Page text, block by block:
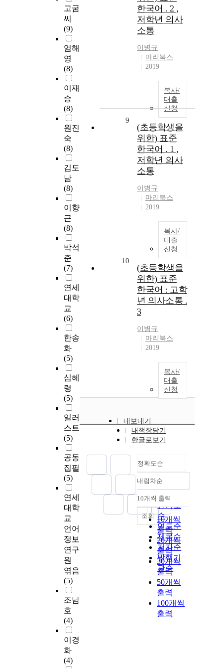
고굼
씨
(9)
엄해
영
(8)
이재
승
(8)
원진
숙
(8)
김도
남
(8)
이향
근
(8)
박석
준
(7)
연세
대학
교
(6)
한송
화
(5)
심혜
령
(5)
일러
스트
(5)
공동
집필
(5)
연세
대학
교
언어
정보
연구
원
엮음
(5)
조남
호
(4)
이경
화
(4)
한국어 . 2 ,
저학년 의사
소통
이병규
마리북스
2019
복사/
대출
신청
9
(초등학생을
위한) 표준
한국어 . 1 ,
저학년 의사
소통
이병규
마리북스
2019
복사/
대출
신청
10
(초등학생을
위한) 표준
한국어 : 고학
년 의사소통 .
3
이병규
마리북스
2019
복사/
대출
신청
내보내기
내책장담기
한글로보기
정확도순
정확도
순
인기도
순
연도순
제목순
저자순
발행기
관순
내림차순
내림차순
10개씩 출력
10개씩
출력
20개씩
출력
30개씩
출력
50개씩
출력
100개씩
출력
조회